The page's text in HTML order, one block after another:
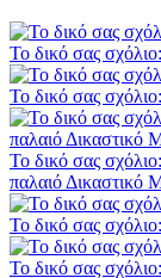
Το δικό σας
Το δικό σας
Το δικό σας
παλαιό Δικαστικό
Το δικό σας
Το δικό σας